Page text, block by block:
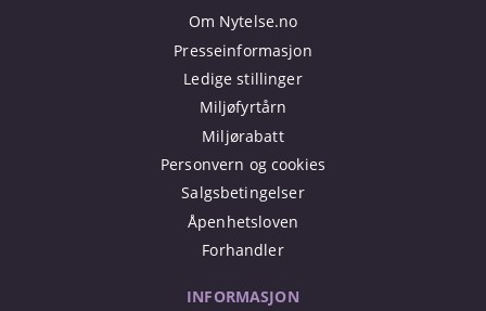
Om Nytelse.no
Presseinformasjon
Ledige stillinger
Miljøfyrtårn
Miljørabatt
Personvern og cookies
Salgsbetingelser
Åpenhetsloven
Forhandler
INFORMASJON